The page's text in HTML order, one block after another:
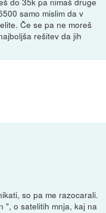
samo mislim da v
Če se pa ne moreš
rešitev da jih
so pa me razocarali.
", o satelitih mnja, kaj na